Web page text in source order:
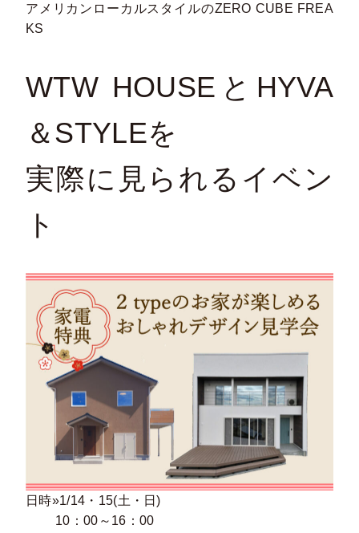
アメリカンローカルスタイルのZERO CUBE FREA
KS
WTW HOUSEとHYVA
＆STYLEを
実際に見られるイベン
ト
日時»1/14・15(土・日)
10：00～16：00